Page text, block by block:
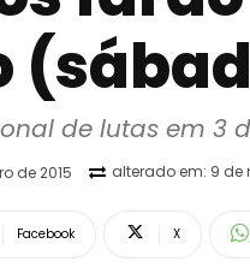
de lutas em 3
de 2015 alterado em: 9 de
Facebook X